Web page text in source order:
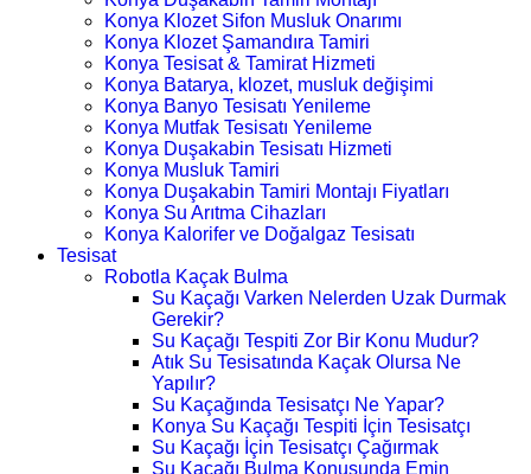
Konya Klozet Sifon Musluk Onarımı
Konya Klozet Şamandıra Tamiri
Konya Tesisat & Tamirat Hizmeti
Konya Batarya, klozet, musluk değişimi
Konya Banyo Tesisatı Yenileme
Konya Mutfak Tesisatı Yenileme
Konya Duşakabin Tesisatı Hizmeti
Konya Musluk Tamiri
Konya Duşakabin Tamiri Montajı Fiyatları
Konya Su Arıtma Cihazları
Konya Kalorifer ve Doğalgaz Tesisatı
Tesisat
Robotla Kaçak Bulma
Su Kaçağı Varken Nelerden Uzak Durmak
Gerekir?
Su Kaçağı Tespiti Zor Bir Konu Mudur?
Atık Su Tesisatında Kaçak Olursa Ne
Yapılır?
Su Kaçağında Tesisatçı Ne Yapar?
Konya Su Kaçağı Tespiti İçin Tesisatçı
Su Kaçağı İçin Tesisatçı Çağırmak
Su Kaçağı Bulma Konusunda Emin